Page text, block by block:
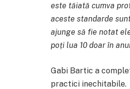
este tăiată cumva
aceste standarde
ajunge să fie notat
poți lua 10 doar în
Gabi Bartic a
practici inechitabile.